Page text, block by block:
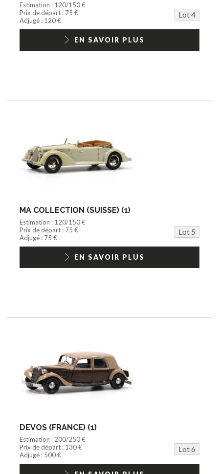
Estimation : 120/150 €
Prix de départ : 75 €
Lot 4
Adjugé : 120 €
EN SAVOIR PLUS
MA COLLECTION (SUISSE) (1)
Estimation : 120/150 €
Prix de départ : 75 €
Lot 5
Adjugé : 75 €
EN SAVOIR PLUS
DEVOS (FRANCE) (1)
Estimation : 200/250 €
Prix de départ : 130 €
Lot 6
Adjugé : 500 €